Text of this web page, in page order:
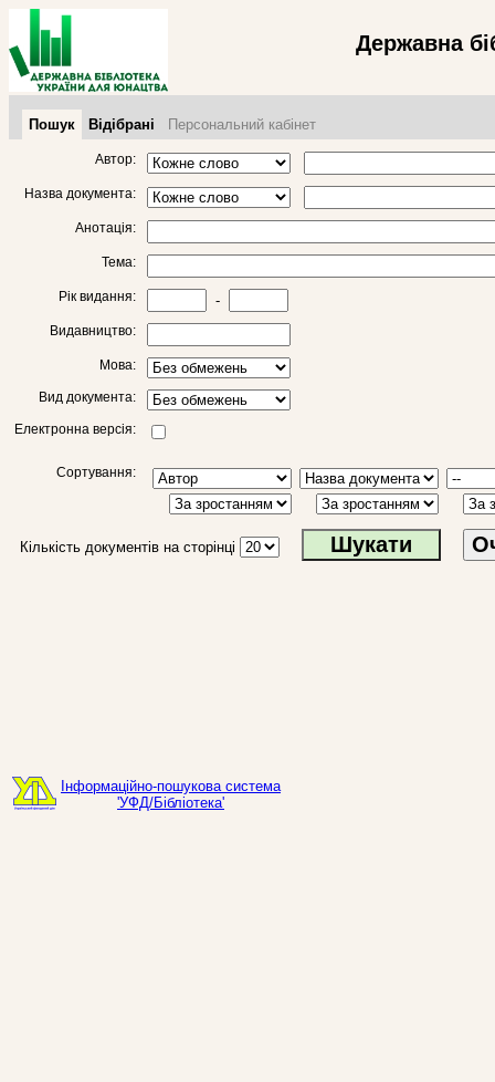
Державна
Пошук Відібрані Персональний кабінет
Автор:
Назва документа:
Анотація:
Тема:
Рік видання: -
Видавництво:
Мова:
Вид документа:
Електронна версія:
Сортування:
Кількість документів на сторінці
Інформаційно-пошукова система
'УФД/Бібліотека'